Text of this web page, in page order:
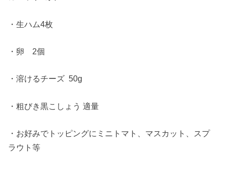
・生ハム4枚
・卵 2個
・溶けるチーズ 50g
・粗びき黒こしょう 適量
・お好みでトッピングにミニトマト、マスカット、スプ
ラウト等